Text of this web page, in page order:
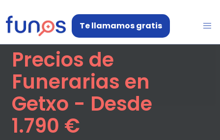
Te llamamos gratis
Precios de
Funerarias en
Getxo - Desde
1.790 €